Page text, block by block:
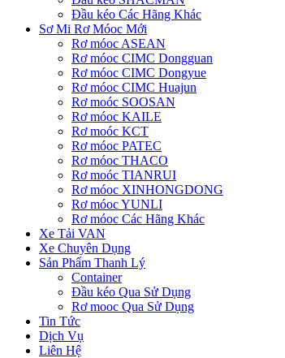
Đầu kéo Các Hãng Khác
Sơ Mi Rơ Móoc Mới
Rơ móoc ASEAN
Rơ móoc CIMC Dongguan
Rơ móoc CIMC Dongyue
Rơ móoc CIMC Huajun
Rơ moóc SOOSAN
Rơ móoc KAILE
Rơ moóc KCT
Rơ móoc PATEC
Rơ móoc THACO
Rơ moóc TIANRUI
Rơ móoc XINHONGDONG
Rơ móoc YUNLI
Rơ móoc Các Hãng Khác
Xe Tải VAN
Xe Chuyên Dụng
Sản Phẩm Thanh Lý
Container
Đầu kéo Qua Sử Dụng
Rơ mooc Qua Sử Dụng
Tin Tức
Dịch Vụ
Liên Hệ